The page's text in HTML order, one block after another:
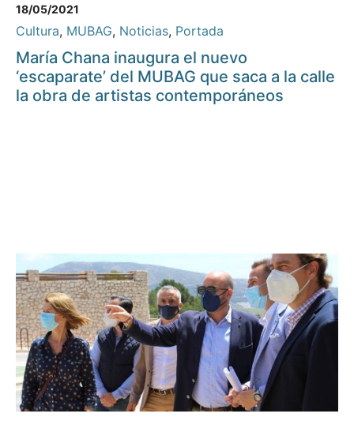
18/05/2021
Cultura, MUBAG, Noticias, Portada
María Chana inaugura el nuevo
‘escaparate’ del MUBAG que saca a la calle
la obra de artistas contemporáneos